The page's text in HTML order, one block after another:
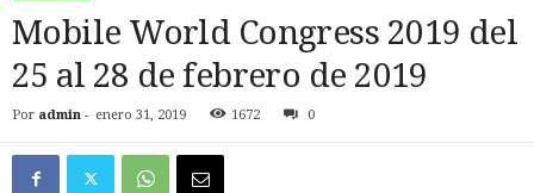
Mobile World Congress 2019 del
25 al 28 de febrero de 2019
Por admin - enero 31, 2019 1672 0